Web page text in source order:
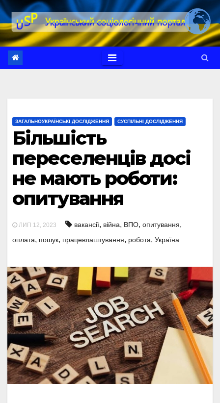
Перейти
до
вмісту
ЗАГАЛЬНОУКРАЇНСЬКІ ДОСЛІДЖЕННЯ СУСПІЛЬНІ ДОСЛІДЖЕННЯ
Більшість
переселенців досі
не мають роботи:
опитування
ЛИП 12, 2023 вакансії, війна, ВПО, опитування,
оплата, пошук, працевлаштування, робота, Україна